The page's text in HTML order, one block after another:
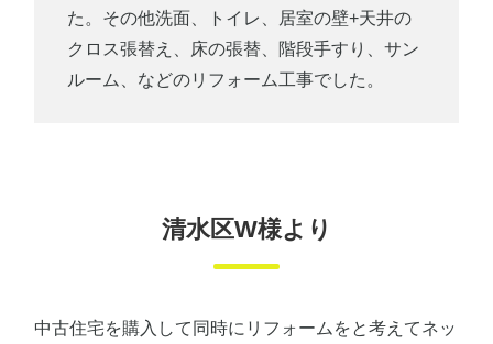
た。その他洗面、トイレ、居室の壁+天井の
クロス張替え、床の張替、階段手すり、サン
ルーム、などのリフォーム工事でした。
清水区W様より
中古住宅を購入して同時にリフォームをと考えてネッ